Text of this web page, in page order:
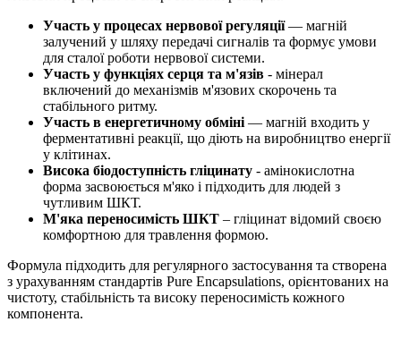
Участь у процесах нервової регуляції— магній
залучений у шляху передачі сигналів та формує умови
для сталої роботи нервової системи.
Участь у функціях серця та м'язів - мінерал
включений до механізмів м'язових скорочень та
стабільного ритму.
Участь в енергетичному обміні — магній входить у
ферментативні реакції, що діють на виробництво енергії
у клітинах.
Висока біодоступність гліцинату - амінокислотна
форма засвоюється м'яко і підходить для людей з
чутливим ШКТ.
М'яка переносимість ШКТ – гліцинат відомий своєю
комфортною для травлення формою.
Формула підходить для регулярного застосування та створена
з урахуванням стандартів Pure Encapsulations, орієнтованих на
чистоту, стабільність та високу переносимість кожного
компонента.